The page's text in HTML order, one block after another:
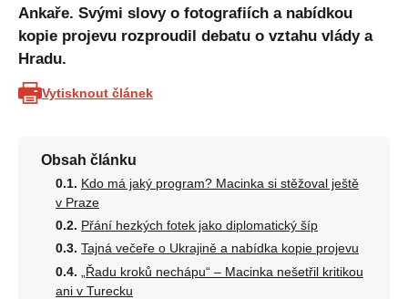
Ankaře. Svými slovy o fotografiích a nabídkou
kopie projevu rozproudil debatu o vztahu vlády a
Hradu.
Vytisknout článek
Obsah článku
Kdo má jaký program? Macinka si stěžoval ještě
v Praze
Přání hezkých fotek jako diplomatický šíp
Tajná večeře o Ukrajině a nabídka kopie projevu
„Řadu kroků nechápu“ – Macinka nešetřil kritikou
ani v Turecku